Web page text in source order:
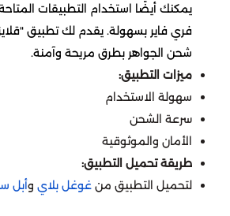
تقسيط جواكر
تقسيط ويذرنق ويفز
تقسيط ونس هيومن
تقسيط مارفل رايفلز
تقسيط لوف أند سبيس
where winds meet
لوف اند ديب سبيس
ايدنتي في
اونر اوف كينقز
دلتا فورس
عبد الصمد القرشي
سكيتشرز
مكياجي
سبلاش
هاف مليون
بوستاني
Airbnb
cleartrip
ساسكو
بدي ماسترز
يمكنك أيضًا استخدام التطبيقات
فري فاير بسهولة. يقدم لك تطبيق
شحن الجواهر بطرق مريحة وآمنة.
ميزات التطبيق:
سهولة الاستخدام
سرعة الشحن
الأمان والموثوقية
طريقة تحميل التطبيق:
لتحميل التطبيق من غوغل بلاي وأبل